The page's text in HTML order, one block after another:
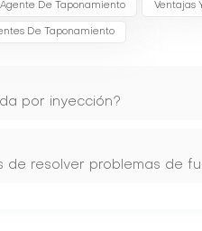
De Taponamiento Ventajas
De Taponamiento
por inyección?
de resolver problemas de